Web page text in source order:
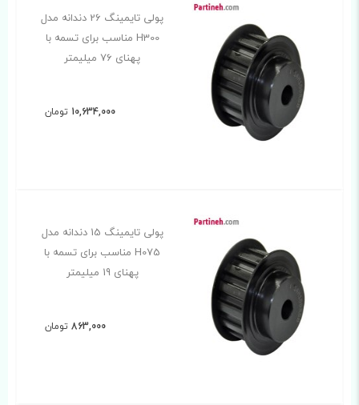
پولی تایمینگ 26 دندانه مدل
H300 مناسب برای تسمه با
پهنای 76 میلیمتر
10,634,000 تومان
پولی تایمینگ 15 دندانه مدل
H075 مناسب برای تسمه با
پهنای 19 میلیمتر
863,000 تومان